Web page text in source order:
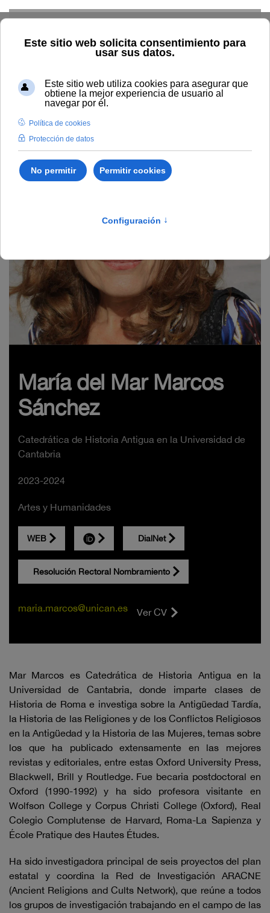
Home La UNIA Directorio Profesorado
María del Mar
Marcos Sánchez
María del Mar Marcos
Sánchez
Catedrática de Historia Antigua en la Universidad de
Cantabria
2023-2024
Artes y Humanidades
WEB DialNet
Resolución Rectoral Nombramiento
maria.marcos@unican.es Ver CV
Mar Marcos es Catedrática de Historia Antigua en la
Universidad de Cantabria, donde imparte clases de
Historia de Roma e investiga sobre la Antigüedad Tardía,
la Historia de las Religiones y de los Conflictos Religiosos
en la Antigüedad y la Historia de las Mujeres, temas sobre
los que ha publicado extensamente en las mejores
revistas y editoriales, entre estas Oxford University Press,
Blackwell, Brill y Routledge. Fue becaria postdoctoral en
Oxford (1990-1992) y ha sido profesora visitante en
Wolfson College y Corpus Christi College (Oxford), Real
Colegio Complutense de Harvard, Roma-La Sapienza y
École Pratique des Hautes Études.
Ha sido investigadora principal de seis proyectos del plan
estatal y coordina la Red de Investigación ARACNE
(Ancient Religions and Cults Network), que reúne a todos
los grupos de investigación trabajando en el campo de las